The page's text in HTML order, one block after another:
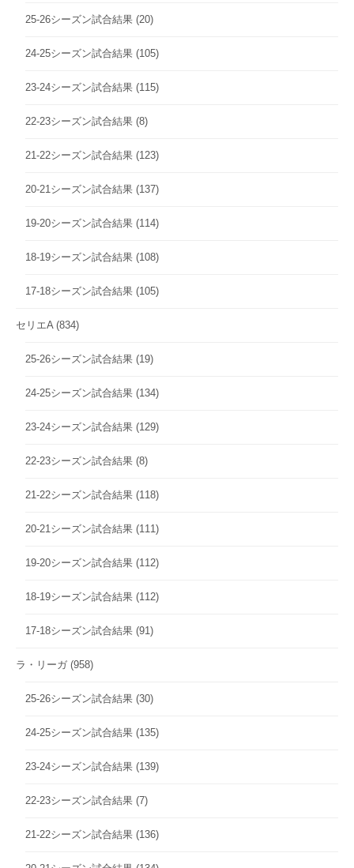
25-26シーズン試合結果 (20)
24-25シーズン試合結果 (105)
23-24シーズン試合結果 (115)
22-23シーズン試合結果 (8)
21-22シーズン試合結果 (123)
20-21シーズン試合結果 (137)
19-20シーズン試合結果 (114)
18-19シーズン試合結果 (108)
17-18シーズン試合結果 (105)
セリエA(834)
25-26シーズン試合結果 (19)
24-25シーズン試合結果 (134)
23-24シーズン試合結果 (129)
22-23シーズン試合結果 (8)
21-22シーズン試合結果 (118)
20-21シーズン試合結果 (111)
19-20シーズン試合結果 (112)
18-19シーズン試合結果 (112)
17-18シーズン試合結果 (91)
ラ・リーガ (958)
25-26シーズン試合結果 (30)
24-25シーズン試合結果 (135)
23-24シーズン試合結果 (139)
22-23シーズン試合結果 (7)
21-22シーズン試合結果 (136)